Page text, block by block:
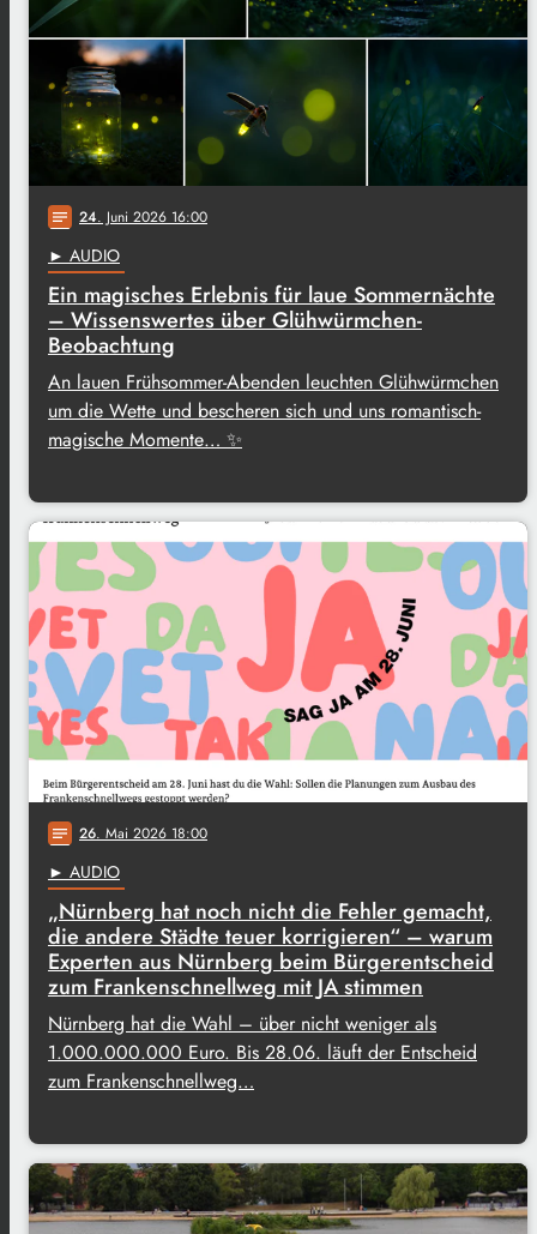
notes 24. Juni 2026 16:00
► AUDIO
Ein magisches Erlebnis für laue Sommernächte
– Wissenswertes über Glühwürmchen-
Beobachtung
An lauen Frühsommer-Abenden leuchten Glühwürmchen
um die Wette und bescheren sich und uns romantisch-
magische Momente… ✨
notes 26. Mai 2026 18:00
► AUDIO
„Nürnberg hat noch nicht die Fehler gemacht,
die andere Städte teuer korrigieren“ – warum
Experten aus Nürnberg beim Bürgerentscheid
zum Frankenschnellweg mit JA stimmen
Nürnberg hat die Wahl – über nicht weniger als
1.000.000.000 Euro. Bis 28.06. läuft der Entscheid
zum Frankenschnellweg…